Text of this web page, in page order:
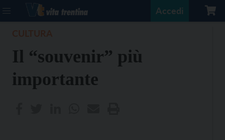
Accedi
Il “souvenir” più
importante